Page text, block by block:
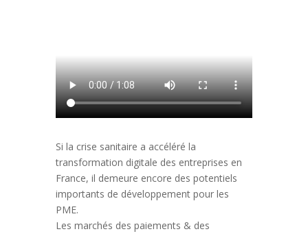
Si la crise sanitaire a accéléré la
transformation digitale des entreprises en
France, il demeure encore des potentiels
importants de développement pour les
PME.
Les marchés des paiements & des